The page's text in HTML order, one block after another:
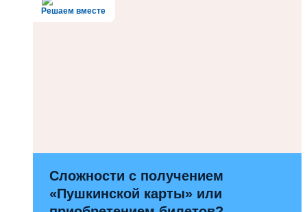
Решаем вместе
Сложности с получением
«Пушкинской карты» или